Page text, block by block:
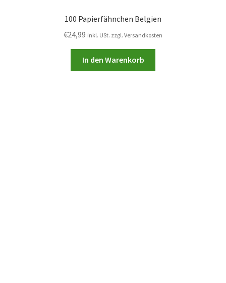
100 Papierfähnchen Belgien
€24,99 inkl. USt. zzgl. Versandkosten
In den Warenkorb